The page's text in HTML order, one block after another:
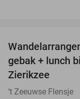
gebak + lunch
Zierikzee
‘t Zeeuwse Flensje